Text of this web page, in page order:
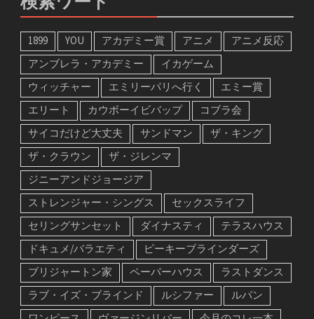
検索ワード
1899 YOU アカデミー賞 アニメ
アンブレラ・アカデミー
イカゲーム
ウィッチャー
エミリーパリへ行く
エミー賞
エリート
カウボーイビバップ
コブラ会
サイコだけど大丈夫
サンドマン
ザ・クラウン
ザ・ジレンマ
ジニーアンドジョージア
ストレンジャー・シングス
セックスライフ
セリングサンセット
ダイナスティ
テラスハウス
ドキュメ/バラエティ
ピーキーブラインダーズ
ブリジャートン家
ペーパーハウス
ラストダンス
ラブ・イズ・ブラインド
ルシファー
ルパン